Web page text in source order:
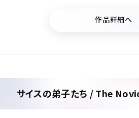
作品詳細へ
サイスの弟子たち / The